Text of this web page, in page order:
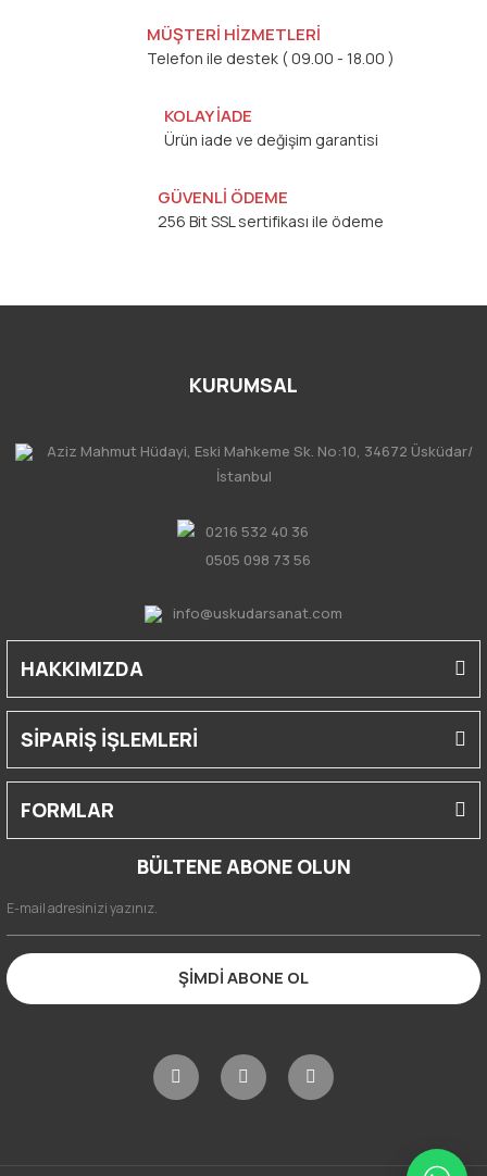
MÜŞTERİ HİZMETLERİ
Telefon ile destek ( 09.00 - 18.00 )
KOLAY İADE
Ürün iade ve değişim garantisi
GÜVENLİ ÖDEME
256 Bit SSL sertifikası ile ödeme
KURUMSAL
Aziz Mahmut Hüdayi, Eski Mahkeme Sk. No:10, 34672 Üsküdar/
İstanbul
0216 532 40 36
0505 098 73 56
info@uskudarsanat.com
HAKKIMIZDA
SİPARİŞ İŞLEMLERİ
FORMLAR
BÜLTENE ABONE OLUN
ŞİMDİ ABONE OL